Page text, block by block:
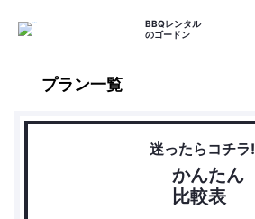
BBQレンタル
のゴードン
ゴードンのBBQレンタル
器材レンタルプラ
プラン一覧
迷ったらコチラ!
かんたん
比較表